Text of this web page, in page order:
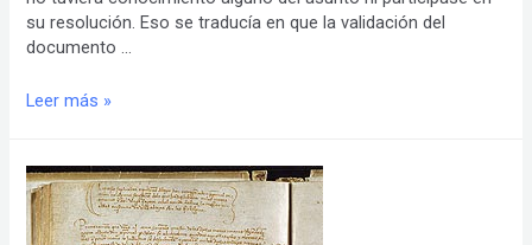
su resolución. Eso se traducía en que la validación del
documento …
Competencias
los
Consejos
de
Leer más »